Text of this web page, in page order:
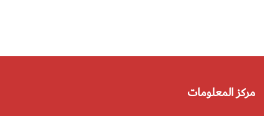
مركز المعلومات